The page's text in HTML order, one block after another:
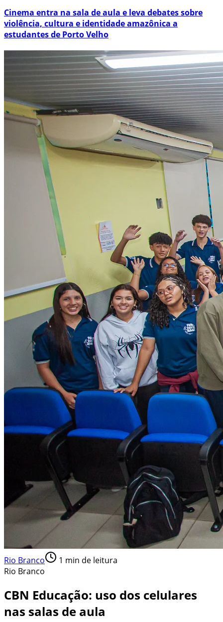
Cinema entra na sala de aula e leva debates sobre
violência, cultura e identidade amazônica a
estudantes de Porto Velho
Rio Branco 1 min de leitura
Rio Branco
CBN Educação: uso dos celulares
nas salas de aula